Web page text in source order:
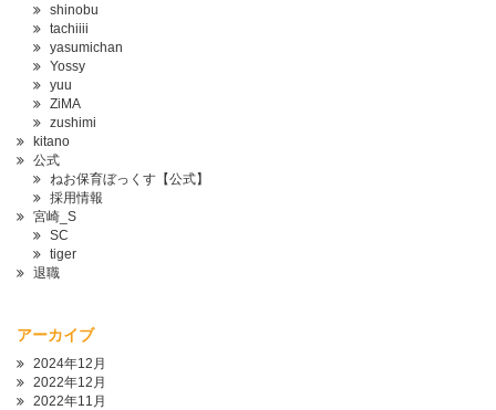
shinobu
tachiiii
yasumichan
Yossy
yuu
ZiMA
zushimi
kitano
公式
ねお保育ぼっくす【公式】
採用情報
宮崎_S
SC
tiger
退職
アーカイブ
2024年12月
2022年12月
2022年11月